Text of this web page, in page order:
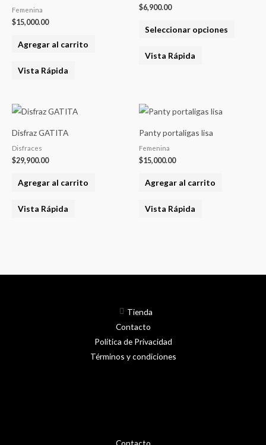
Femenina
$15,000.00
Agregar al carrito
Vista Rápida
$6,900.00
Seleccionar opciones
Vista Rápida
Disfraz GATITA
Disfraces
$29,900.00
Agregar al carrito
Vista Rápida
Panty portaligas lisa
Femenina
$15,000.00
Agregar al carrito
Vista Rápida
Contacto
Tienda
Contacto
Política de Privacidad
Términos y condiciones